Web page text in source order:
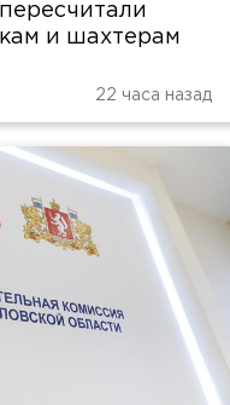
и шахтерам
22 часа назад